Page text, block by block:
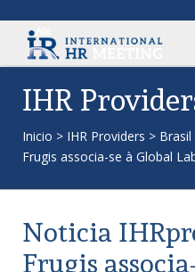
IHR
Inicio > IHR Providers > Brasil
Frugis associa-se à Global
Noticia
Frugis